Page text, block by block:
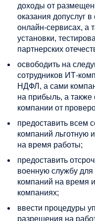
доходы от
оказания допуслуг
онлайн-сервисах, а
установки,
партнерских
освободить на
сотрудников ИТ-
НДФЛ, а сами
на прибыль, а также
компании от
предоставить всем
компаний льготную
на время работы;
предоставить
военную службу для
компаний на время
компаниях;
ввести процедуры
разрешения на